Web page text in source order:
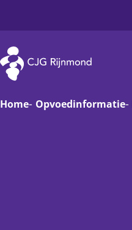
CJG Rijnmond
Home Opvoedinformatie